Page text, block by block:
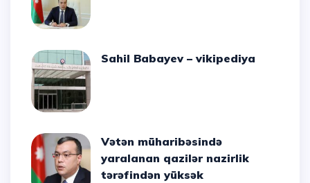
Sahil Babayev – vikipediya
Vətən müharibəsində
yaralanan qazilər nazirlik
tərəfindən yüksək